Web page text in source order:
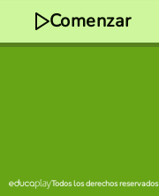
Comenzar
Todos los derechos reservados